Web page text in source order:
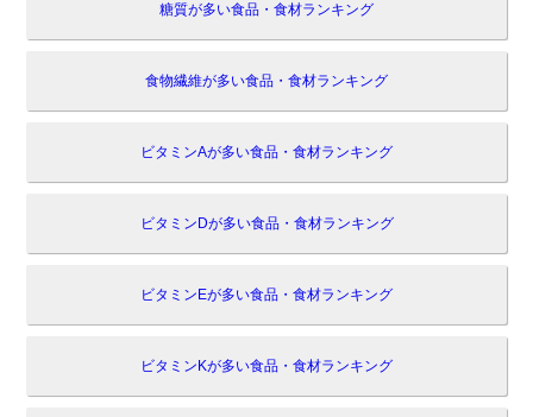
糖質が多い食品・食材ランキング
食物繊維が多い食品・食材ランキング
ビタミンAが多い食品・食材ランキング
ビタミンDが多い食品・食材ランキング
ビタミンEが多い食品・食材ランキング
ビタミンKが多い食品・食材ランキング